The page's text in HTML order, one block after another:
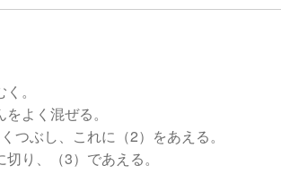
。
よく混ぜる。
つぶし、これに（2）をあえる。
り、（3）であえる。